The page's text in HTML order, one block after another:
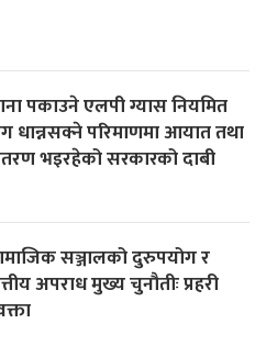
पकाउने एलपी ग्यास नियमित
धान्नसक्ने परिमाणमा आयात तथा
भइरहेको सरकारको दाबी
सञ्जालको दुरुपयोग र
अपराध मुख्य चुनौतीः प्रहरी